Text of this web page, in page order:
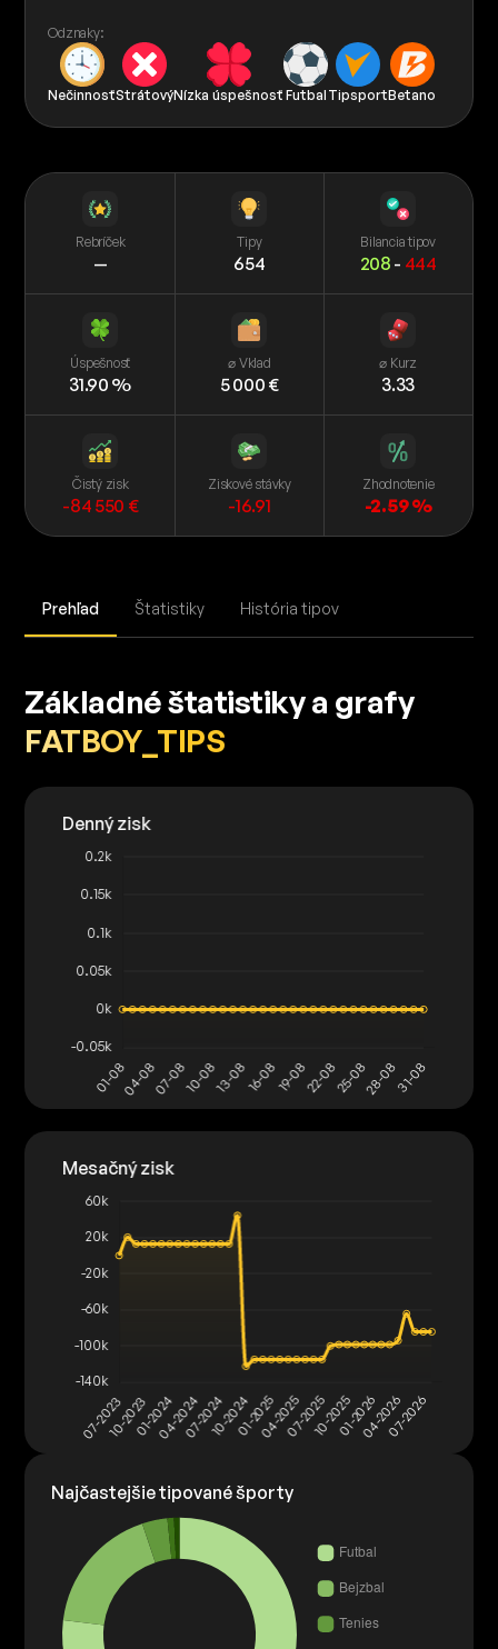
Odznaky:
NečinnosťStrátovýNízka úspešnosť Futbal TipsportBetano
Rebríček
—
Tipy
654
Bilancia tipov
208 - 444
Úspešnosť
31.90 %
⌀ Vklad
5 000 €
⌀ Kurz
3.33
Čistý zisk
-84 550 €
Ziskové stávky
-16.91
Zhodnotenie
-2.59 %
Prehľad Štatistiky História tipov
Základné štatistiky a grafy
FATBOY_TIPS
Najčastejšie tipované športy